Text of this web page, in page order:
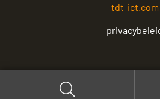
tdt-ict.com